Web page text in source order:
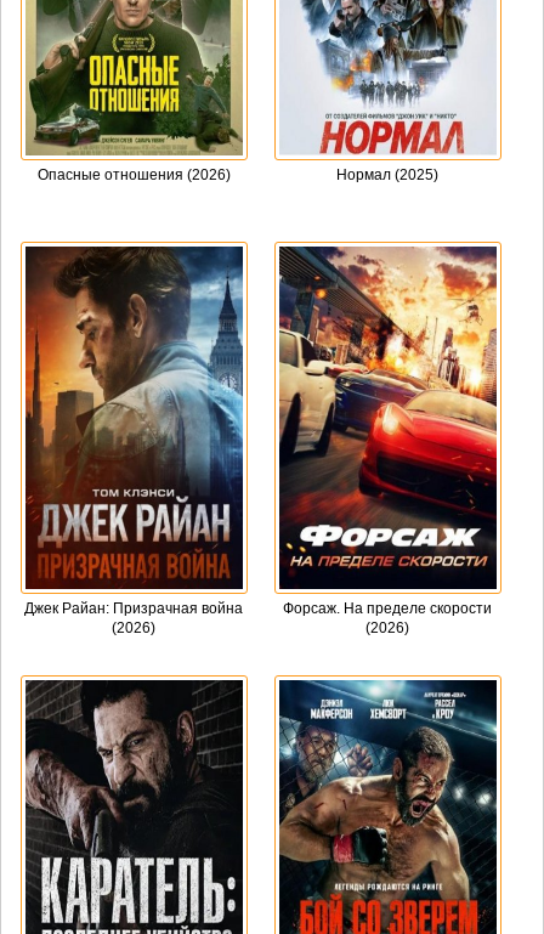
Опасные отношения (2026) Нормал (2025)
Джек Райан: Призрачная война
(2026)
Форсаж. На пределе скорости
(2026)